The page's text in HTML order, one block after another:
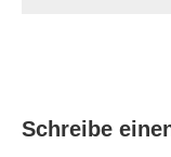
Schreibe